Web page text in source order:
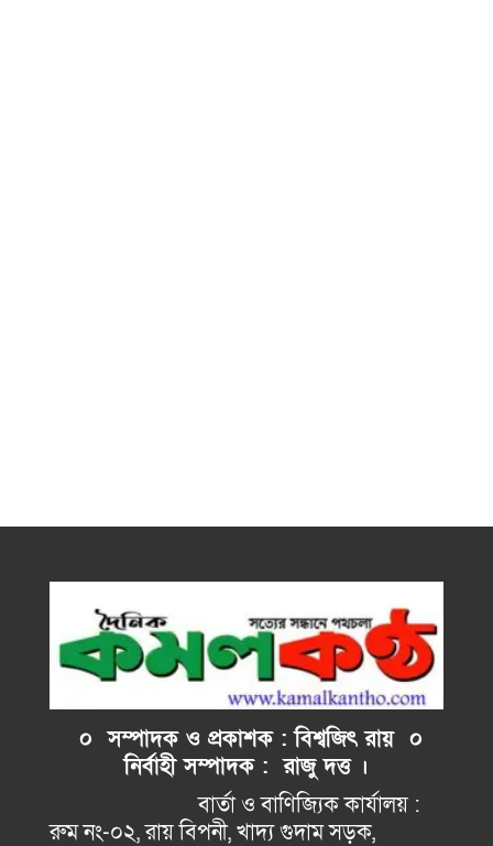
০ সম্পাদক ও প্রকাশক : বিশ্বজিৎ রায় ০
নির্বাহীসম্পাদক : রাজু দত্ত ।
বার্তা ও বাণিজ্যিক কার্যালয় :
রুম নং-০২, রায় বিপনী, খাদ্য গুদাম সড়ক,